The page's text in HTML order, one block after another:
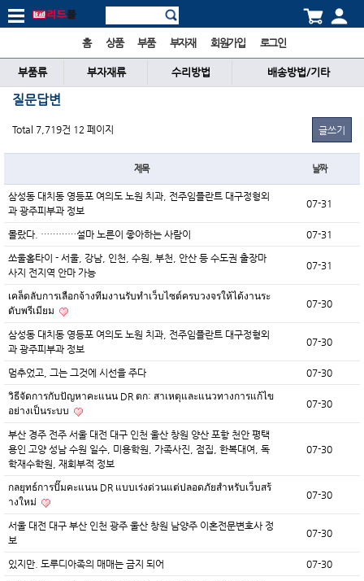
홈 상품 부품 부자재 회원가입 로그인
부품류 부자재류 수리방법 배송방법/기타
질문답변
Total 7,719건 12 페이지 글쓰기
제목 날짜
삼성동 대치동 영등포 여의도 노원 치과, 전주임플란트 대구정형외
과 광주피부과 정보
07-31
몰랐다. …………설마 노른이 좋아하는 사람이 07-31
쏘울홈타이 - 서울, 강남, 인천, 수원, 부천, 안산 등 수도권 출장마
사지 전지역 안마 가능
07-31
เคล็ดลับการเลือกจ้างทีมงานรับทำเว็บไซต์ครบวงจรให้ได้งานระ
ดับพรีเมียม
07-30
삼성동 대치동 영등포 여의도 노원 치과, 전주임플란트 대구정형외
과 광주피부과 정보
07-30
멈추었고, 그는 그것에 시선을 주다 07-30
วิธีจัดการกับปัญหาคะแนน DR ตก: สาเหตุและแนวทางการแก้ไข
อย่างเป็นระบบ
07-30
부산 경주 전주 서울 대전 대구 인천 울산 창원 양산 포항 천안 평택
용인 고양 성남 수원 일수, 미용학원, 가족사진, 점집, 한복대여, 독
학재수학원, 재회부적 정보
07-30
กลยุทธ์การปั๊มคะแนน DR แบบเร่งด่วนแต่ปลอดภัยสำหรับเว็บสร้
างใหม่
07-30
서울 대전 대구 부산 인천 광주 울산 창원 남양주 이혼전문변호사 정
보
07-30
있지만. 도루디아족의 매매는 금지 되어 07-30